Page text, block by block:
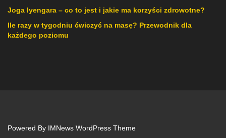
Joga Iyengara – co to jest i jakie ma korzyści zdrowotne?
Ile razy w tygodniu ćwiczyć na masę? Przewodnik dla
każdego poziomu
Powered By IMNews WordPress Theme